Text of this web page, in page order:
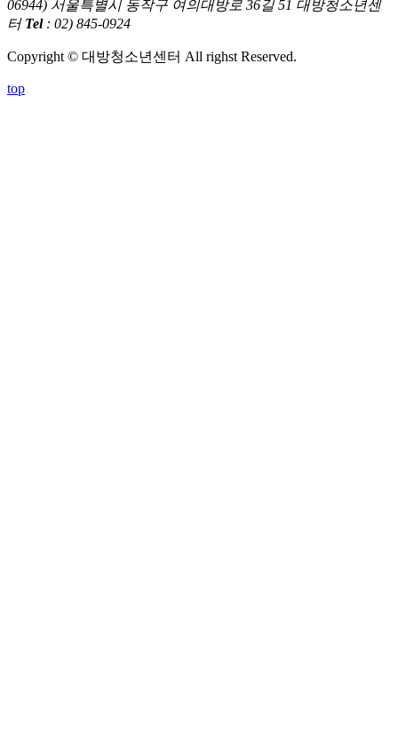
06944) 서울특별시 동작구 여의대방로 36길 51 대방청소년센
터 Tel : 02) 845-0924
Copyright © 대방청소년센터 All righst Reserved.
top